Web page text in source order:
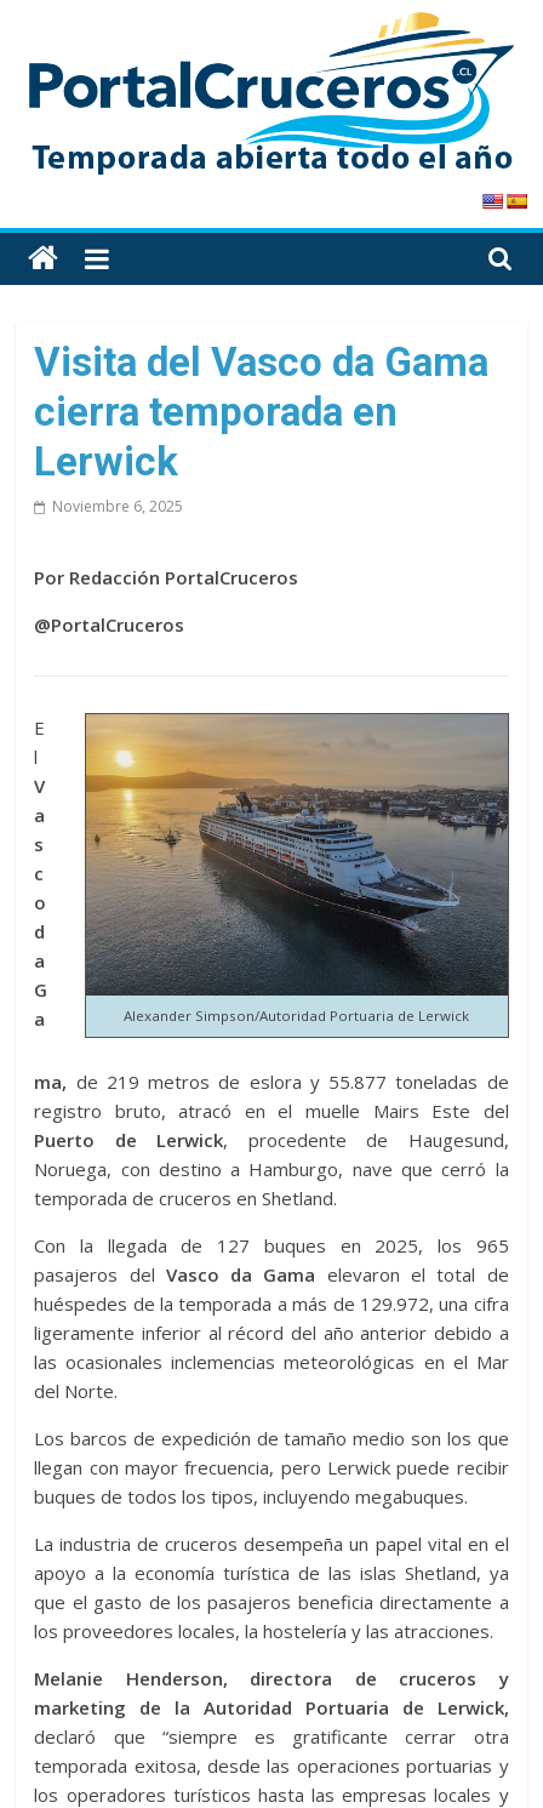
content
PortalCruceros
Toda
la
de
cruceros
en
Visita del Vasco da Gama
cierra temporada en
Lerwick
Noviembre 6, 2025
Por Redacción PortalCruceros
@PortalCruceros
Alexander Simpson/Autoridad Portuaria de Lerwick
E
l
V
a
s
c
o
d
a
G
a
ma, de 219 metros de eslora y 55.877 toneladas de
registro bruto, atracó en el muelle Mairs Este del
Puerto de Lerwick, procedente de Haugesund,
Noruega, con destino a Hamburgo, nave que cerró la
temporada de cruceros en Shetland.
Con la llegada de 127 buques en 2025, los 965
pasajeros del Vasco da Gama elevaron el total de
huéspedes de la temporada a más de 129.972, una cifra
ligeramente inferior al récord del año anterior debido a
las ocasionales inclemencias meteorológicas en el Mar
del Norte.
Los barcos de expedición de tamaño medio son los que
llegan con mayor frecuencia, pero Lerwick puede recibir
buques de todos los tipos, incluyendo megabuques.
La industria de cruceros desempeña un papel vital en el
apoyo a la economía turística de las islas Shetland, ya
que el gasto de los pasajeros beneficia directamente a
los proveedores locales, la hostelería y las atracciones.
Melanie Henderson, directora de cruceros y
marketing de la Autoridad Portuaria de Lerwick,
declaró que “siempre es gratificante cerrar otra
temporada exitosa, desde las operaciones portuarias y
los operadores turísticos hasta las empresas locales y